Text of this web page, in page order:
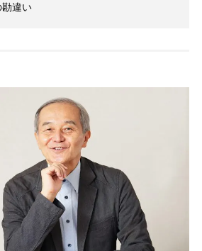
違い